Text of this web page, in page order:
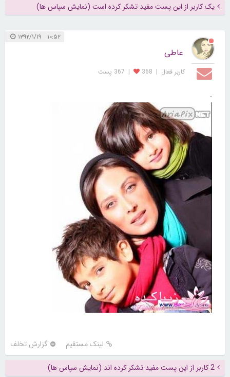
یک کاربر از این پست مفید تشکر کرده است (نمایش سپاس ها)
۱۰:۵۲ ۱۳۹۲/۱/۱۹
عاطی
کاربر فعال |
368
| 367 پست
.
لینک مستقیم گزارش تخلف
2 کاربر از این پست مفید تشکر کرده اند (نمایش سپاس ها)